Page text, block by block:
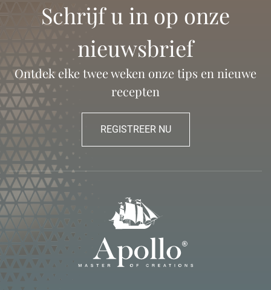
Schrijf u in op onze
nieuwsbrief
Ontdek elke twee weken onze tips en nieuwe
recepten
REGISTREER NU